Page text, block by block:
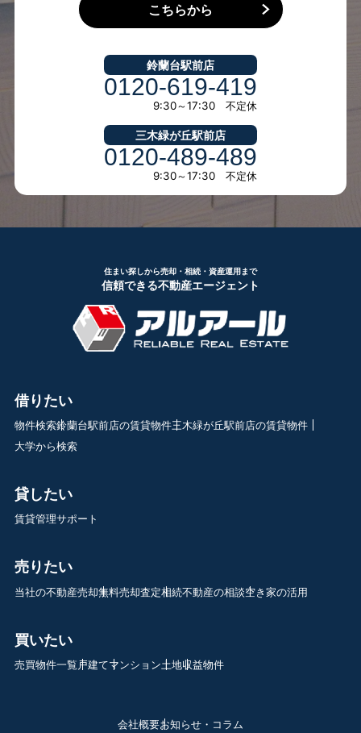
こちらから
鈴蘭台駅前店
0120-619-419
9:30～17:30 不定休
三木緑が丘駅前店
0120-489-489
9:30～17:30 不定休
住まい探しから売却・相続・資産運用まで
信頼できる不動産エージェント
借りたい
物件検索鈴蘭台駅前店の賃貸物件三木緑が丘駅前店の賃貸物件
大学から検索
貸したい
賃貸管理サポート
売りたい
当社の不動産売却無料売却査定相続不動産の相談空き家の活用
買いたい
売買物件一覧戸建てマンション土地収益物件
会社概要お知らせ・コラム